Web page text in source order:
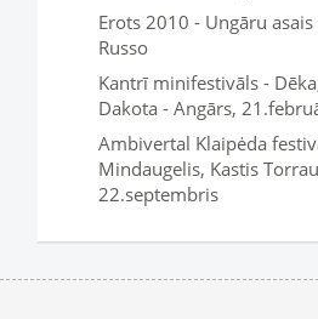
Erots 2010 - Ungāru
Russo
Kantrī minifestivāls -
Dakota - Angārs,
Ambivertal Klaipėda
Mindaugelis, Kastis
22.septembris